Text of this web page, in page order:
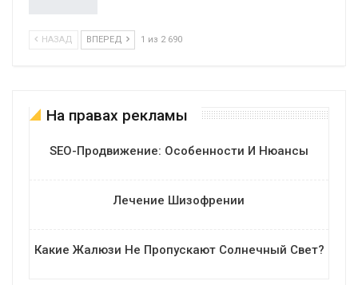
НАЗАД ВПЕРЕД 1 из 2 690
На правах рекламы
SEO-Продвижение: Особенности И Нюансы
Лечение Шизофрении
Какие Жалюзи Не Пропускают Солнечный Свет?